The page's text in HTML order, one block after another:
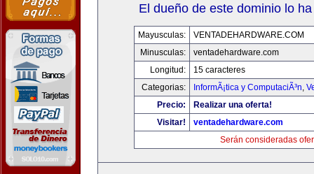
El dueño de este dominio lo
Mayusculas:
VENTADEHARDWARE.COM
Minusculas:
ventadehardware.com
Longitud:
15 caracteres
Categorias:
InformÃ¡tica y ComputaciÃ³n,
Precio:
Realizar una oferta!
Visitar!
ventadehardware.com
Serán consideradas